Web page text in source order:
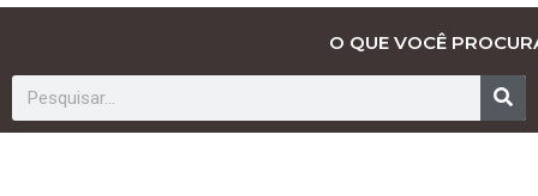
O QUE VOCÊ